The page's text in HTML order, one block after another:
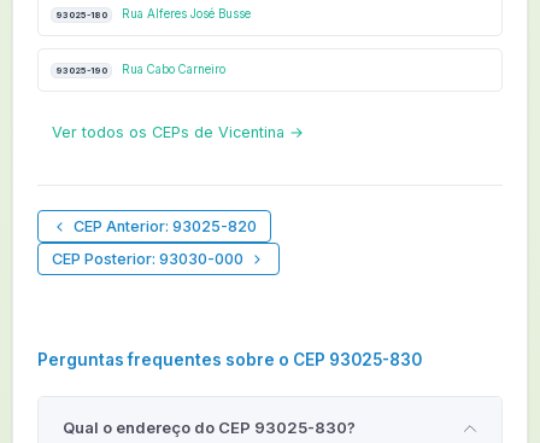
93025-180 Rua Alferes José Busse
93025-190 Rua Cabo Carneiro
Ver todos os CEPs de Vicentina →
CEP Anterior: 93025-820
CEP Posterior: 93030-000
Perguntas frequentes sobre o CEP 93025-830
Qual o endereço do CEP 93025-830?